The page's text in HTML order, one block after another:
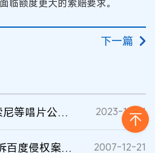
临额度更大的索赔要求。
下一篇
Altice被华纳、索尼等唱片公司起诉音乐盗版侵权 2023-12-11
国际唱片公司起诉百度侵权案终审 百度胜诉 2007-12-21